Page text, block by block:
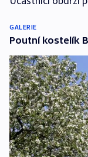
GALERIE
Poutní kostelík